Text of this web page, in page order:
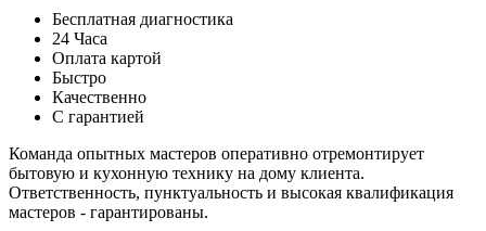
Бесплатная диагностика
24 Часа
Оплата картой
Быстро
Качественно
С гарантией
Команда опытных мастеров оперативно отремонтирует
бытовую и кухонную технику на дому клиента.
Ответственность, пунктуальность и высокая квалификация
мастеров - гарантированы.